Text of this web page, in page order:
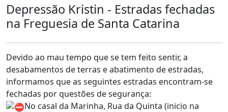
Depressão Kristin - Estradas fechadas
na Freguesia de Santa Catarina
Devido ao mau tempo que se tem feito sentir, a
desabamentos de terras e abatimento de estradas,
informamos que as seguintes estradas encontram-se
fechadas por questões de segurança:
No casal da Marinha, Rua da Quinta (inicio na